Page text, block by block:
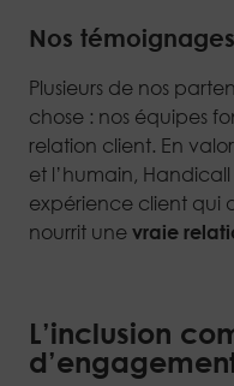
Nos
Plusieurs de nos
chose : nos équipes
relation client. En
et l’humain,
expérience client qui
nourrit une vraie
L’inclusion